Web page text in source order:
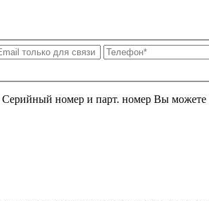
номер и парт. номер Вы можете